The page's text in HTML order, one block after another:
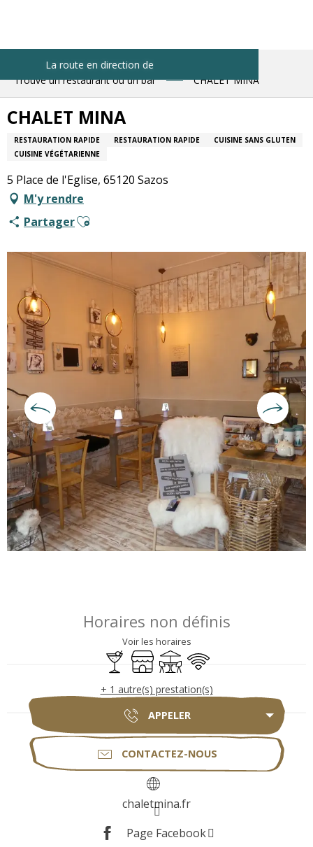
La route en direction de Gavarnie rouvrira aux alentours de
Pistes pratiques
Trouve un restaurant ou un bar
CHALET MINA
CHALET MINA
RESTAURATION RAPIDE RESTAURATION RAPIDE
CUISINE SANS GLUTEN
CUISINE VÉGÉTARIENNE
5 Place de l'Eglise, 65120 Sazos
M'y rendre
PartagerAjouter aux favoris
Horaires non définis
Voir les horaires
Bar / Buvette
BoutiqueTerrasse
WiFi
+ 1 autre(s) prestation(s)
APPELER
CONTACTEZ-NOUS
chaletmina.fr
Page Facebook